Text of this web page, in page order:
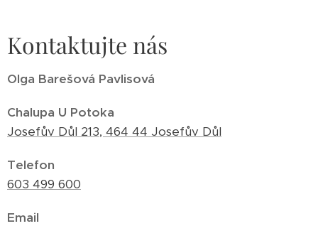
Kontaktujte nás
Olga Barešová Pavlisová
Chalupa U Potoka
Josefův Důl 213, 464 44 Josefův Důl
Telefon
603 499 600
Email